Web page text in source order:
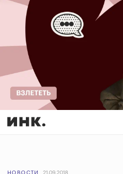
НОВОСТИ 21.09.2018